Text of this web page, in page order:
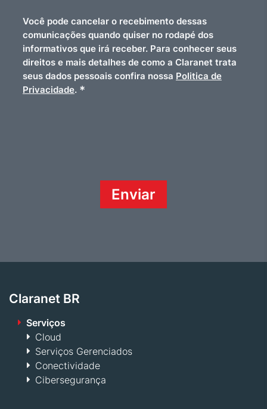
Você pode cancelar o recebimento dessas
comunicações quando quiser no rodapé dos
informativos que irá receber. Para conhecer seus
direitos e mais detalhes de como a Claranet trata
seus dados pessoais confira nossa Politica de
Privacidade. *
Claranet BR
Serviços
Cloud
Serviços Gerenciados
Conectividade
Cibersegurança